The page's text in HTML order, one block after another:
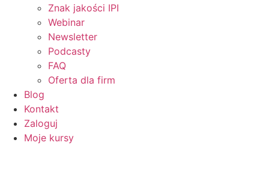
Znak jakości IPI
Webinar
Newsletter
Podcasty
FAQ
Oferta dla firm
Blog
Kontakt
Zaloguj
Moje kursy